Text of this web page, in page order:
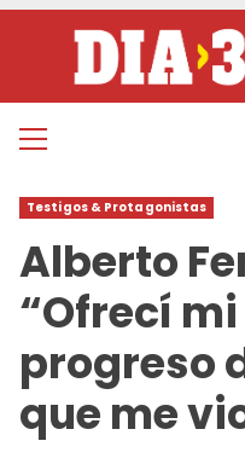
contenido
Menú
Testigos & Protagonistas
Alberto
“Ofrecí
progreso
que me